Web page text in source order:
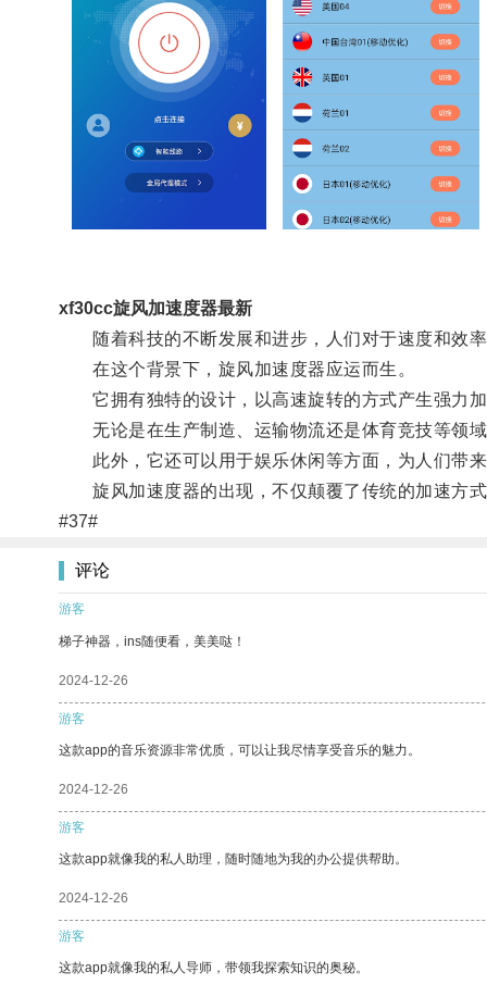
xf30cc旋风加速度器最新
随着科技的不断发展和进步，人们对于速度和效率
在这个背景下，旋风加速度器应运而生。
它拥有独特的设计，以高速旋转的方式产生强力加
无论是在生产制造、运输物流还是体育竞技等领域
此外，它还可以用于娱乐休闲等方面，为人们带来
旋风加速度器的出现，不仅颠覆了传统的加速方
#37#
评论
游客
梯子神器，ins随便看，美美哒！
2024-12-26
游客
这款app的音乐资源非常优质，可以让我尽情享受音乐的魅力。
2024-12-26
游客
这款app就像我的私人助理，随时随地为我的办公提供帮助。
2024-12-26
游客
这款app就像我的私人导师，带领我探索知识的奥秘。